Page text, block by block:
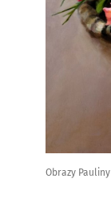
Obrazy